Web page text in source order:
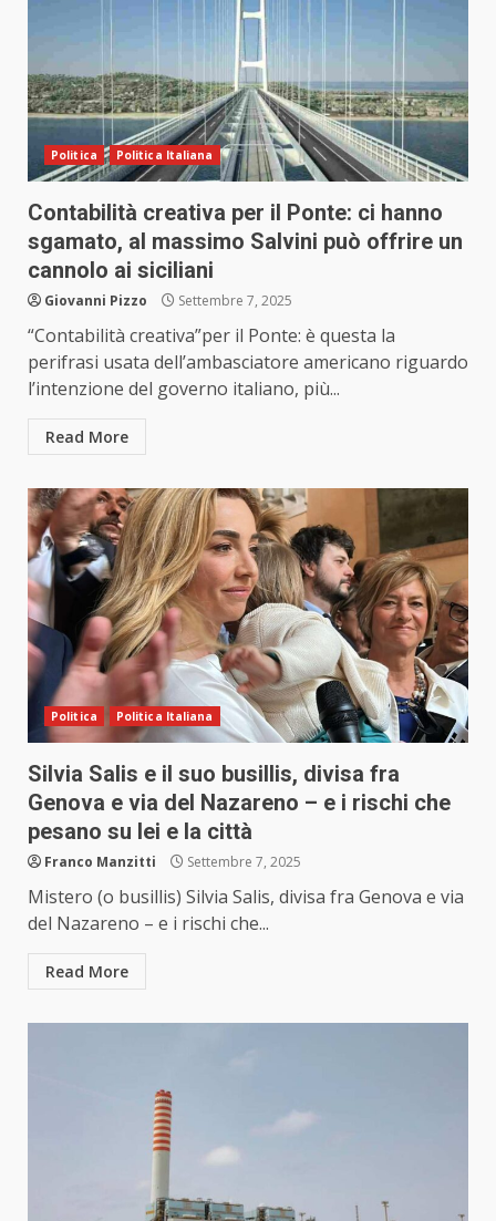
Politica Politica Italiana
Contabilità creativa per il Ponte: ci hanno
sgamato, al massimo Salvini può offrire un
cannolo ai siciliani
Giovanni Pizzo Settembre 7, 2025
“Contabilità creativa”per il Ponte: è questa la
perifrasi usata dell’ambasciatore americano riguardo
l’intenzione del governo italiano, più...
Read More
Politica Politica Italiana
Silvia Salis e il suo busillis, divisa fra
Genova e via del Nazareno – e i rischi che
pesano su lei e la città
Franco Manzitti Settembre 7, 2025
Mistero (o busillis) Silvia Salis, divisa fra Genova e via
del Nazareno – e i rischi che...
Read More